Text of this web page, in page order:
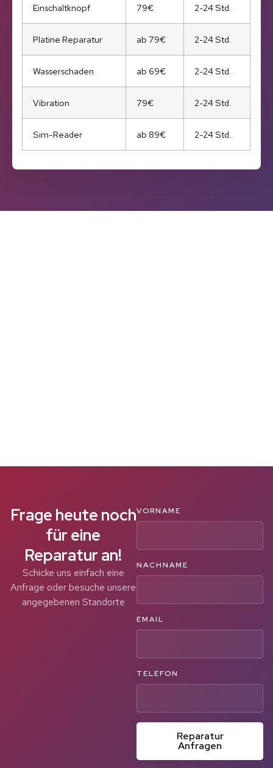
Einschaltknopf 79€ 2-24 Std.
Platine Reparatur ab 79€ 2-24 Std.
Wasserschaden ab 69€ 2-24 Std.
Vibration 79€ 2-24 Std.
Sim-Reader ab 89€ 2-24 Std.
Frage heute noch
für eine
Reparatur an!
Schicke uns einfach eine
Anfrage oder besuche unsere
angegebenen Standorte
VORNAME
NACHNAME
EMAIL
TELEFON
Reparatur
Anfragen